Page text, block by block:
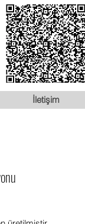
İletişim